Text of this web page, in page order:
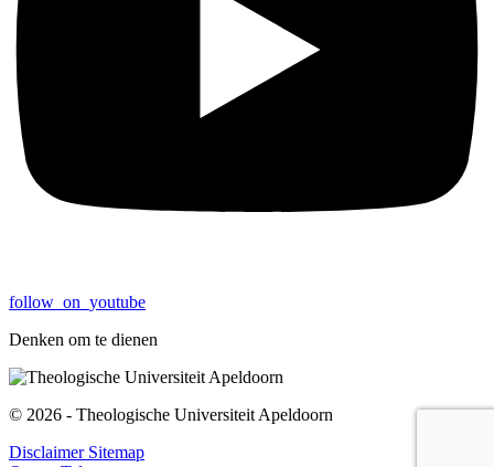
follow_on_youtube
Denken om te dienen
© 2026 - Theologische Universiteit Apeldoorn
Disclaimer Sitemap